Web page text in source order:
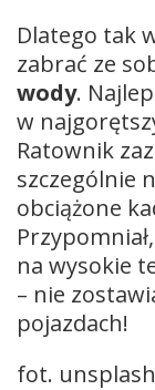
Dlatego tak
zabrać ze
wody.
w
Ratownik
szczególnie
obciążone
na wysokie
– nie
pojazdach!
fot. unsplash